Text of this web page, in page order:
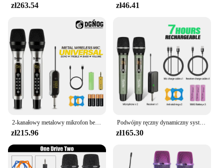
zł263.54 zł46.41
zł215.96
Podwójny ręczny dynamiczny system mikrofonu do karaoke 2-kanałowy mikrofon bezprzewodowy UHF 60 m do głośnika szkolnego konferencyjnego PA
zł165.30